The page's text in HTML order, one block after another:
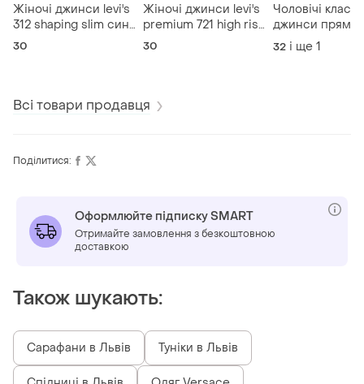
Жіночі джинси levi's
312 shaping slim сині
30/32
30
Жіночі джинси levi's
premium 721 high rise
skinny (w30 l30 / m-l)
30
Чоловічі
джинси
крою від
denim (лінійка /
32 і ще 1
Всі товари продавця
Поділитися:
Оформлюйте підписку SMART
Отримайте замовлення з безкоштовною
доставкою
Також шукають:
Сарафани в Львів Туніки в Львів